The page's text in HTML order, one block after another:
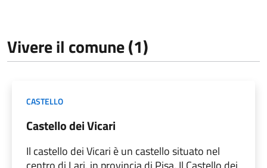
Vivere il comune (1)
CASTELLO
Castello dei Vicari
Il castello dei Vicari è un castello situato nel